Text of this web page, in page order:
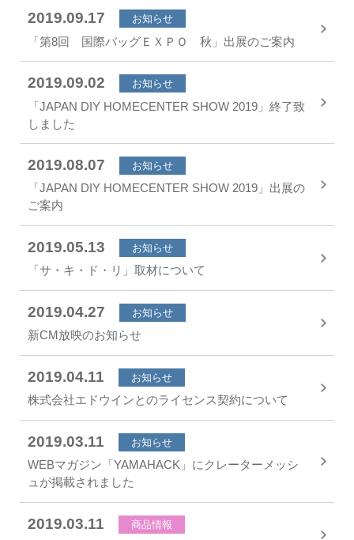
2019.09.17 お知らせ
「第8回 国際バッグＥＸＰＯ 秋」出展のご案内
2019.09.02 お知らせ
「JAPAN DIY HOMECENTER SHOW 2019」終了致
しました
2019.08.07 お知らせ
「JAPAN DIY HOMECENTER SHOW 2019」出展の
ご案内
2019.05.13 お知らせ
「サ・キ・ド・リ」取材について
2019.04.27 お知らせ
新CM放映のお知らせ
2019.04.11 お知らせ
株式会社エドウインとのライセンス契約について
2019.03.11 お知らせ
WEBマガジン「YAMAHACK」にクレーターメッシ
ュが掲載されました
2019.03.11 商品情報